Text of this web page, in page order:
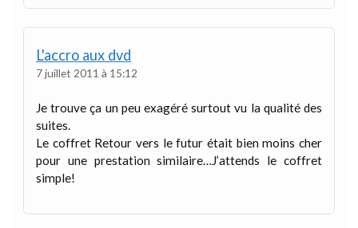
L'accro aux dvd
7 juillet 2011 à 15:12
Je trouve ça un peu exagéré surtout vu la qualité des
suites.
Le coffret Retour vers le futur était bien moins cher
pour une prestation similaire…J’attends le coffret
simple!